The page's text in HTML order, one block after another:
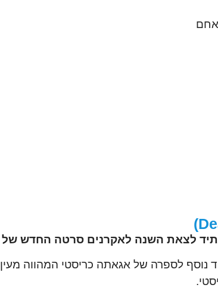
לצאת השנה לאקרנים סרטה החדש של
נוסף לספרה של אגאתה כריסטי המהווה